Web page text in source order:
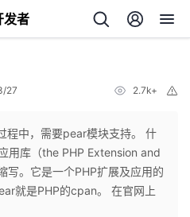
发者
27 2.7k+
程中，需要pear模块支持。 什
用库（the PHP Extension and
。它是一个PHP扩展及应用的
就是PHP的cpan。 在官网上